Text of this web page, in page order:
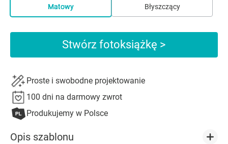
Matowy
Błyszczący
Stwórz fotoksiążkę >
Proste i swobodne projektowanie
100 dni na darmowy zwrot
Produkujemy w Polsce
Opis szablonu